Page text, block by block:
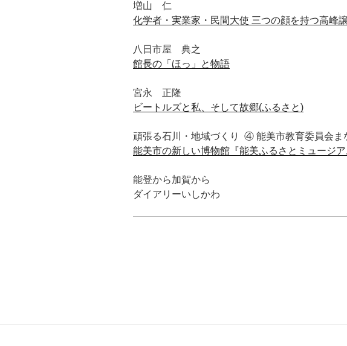
増山 仁
化学者・実業家・民間大使 三つの顔を持つ高峰
八日市屋 典之
館長の「ほっ」と物語
宮永 正隆
ビートルズと私、そして故郷(ふるさと)
頑張る石川・地域づくり ④ 能美市教育委員会ま
能美市の新しい博物館『能美ふるさとミュージ
能登から加賀から
ダイアリーいしかわ